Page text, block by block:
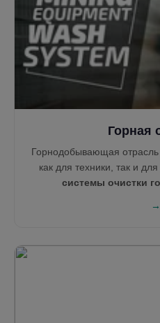
Горная
Горнодобывающая
как для техники, так и
системы очистки
досистем очистки
→